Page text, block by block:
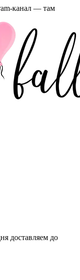
канал — там
доставляем до